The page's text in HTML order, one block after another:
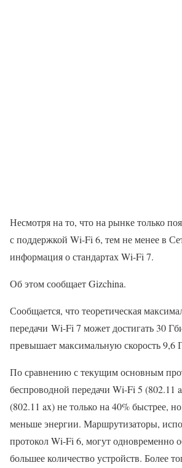
Несмотря на то, что на рынке только
с поддержкой Wi-Fi 6, тем не менее в
информация о стандартах Wi-Fi 7.
Об этом сообщает Gizchina.
Сообщается, что теоретическая
передачи Wi-Fi 7 может достигать 30
превышает максимальную скорость 9,6
По сравнению с текущим основным
беспроводной передачи Wi-Fi 5 (802.11
(802.11 ax) не только на 40% быстрее,
меньше энергии. Маршрутизаторы,
протокол Wi-Fi 6, могут одновременно
большее количество устройств. Более